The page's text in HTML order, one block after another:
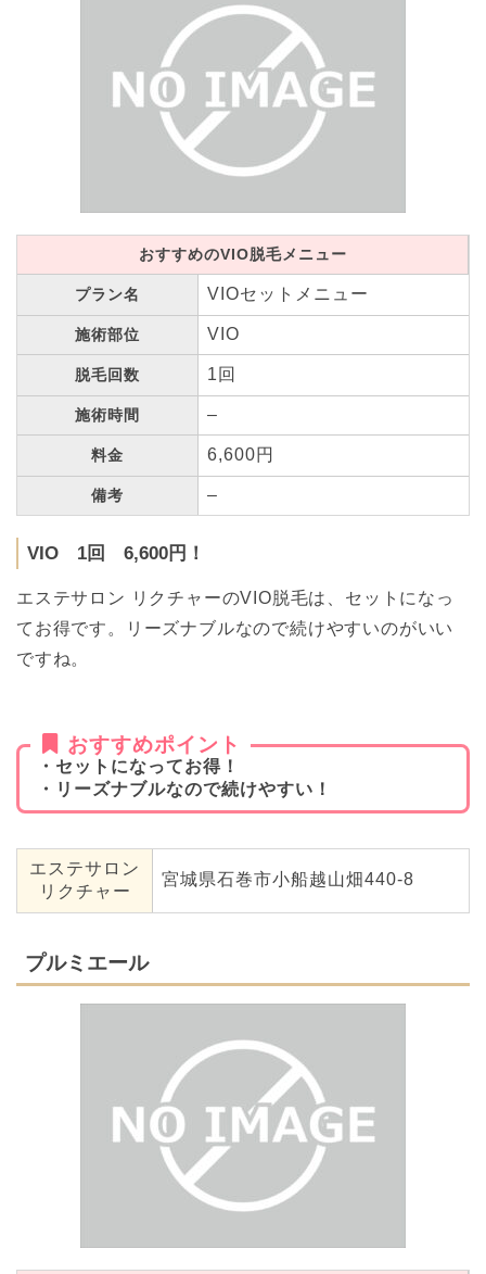
おすすめのVIO脱毛メニュー
プラン名 VIOセットメニュー
施術部位 VIO
脱毛回数 1回
施術時間 –
料金 6,600円
備考 –
VIO 1回 6,600円！
エステサロン リクチャーのVIO脱毛は、セットになっ
てお得です。リーズナブルなので続けやすいのがいい
ですね。
おすすめポイント
・セットになってお得！
・リーズナブルなので続けやすい！
エステサロン
リクチャー
宮城県石巻市小船越山畑440-8
プルミエール